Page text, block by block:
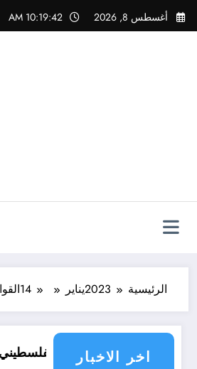
التجاوز
إلى
أغسطس 8, 2026 10:19:43 AM
الرئيسية 2023يناير 14
اخر الاخبار
الفلسطيني من أرضه انهيار